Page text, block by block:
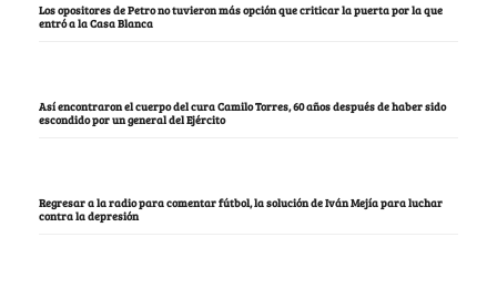
Los opositores de Petro no tuvieron más opción que criticar la puerta por la que
entró a la Casa Blanca
Así encontraron el cuerpo del cura Camilo Torres, 60 años después de haber sido
escondido por un general del Ejército
Regresar a la radio para comentar fútbol, la solución de Iván Mejía para luchar
contra la depresión